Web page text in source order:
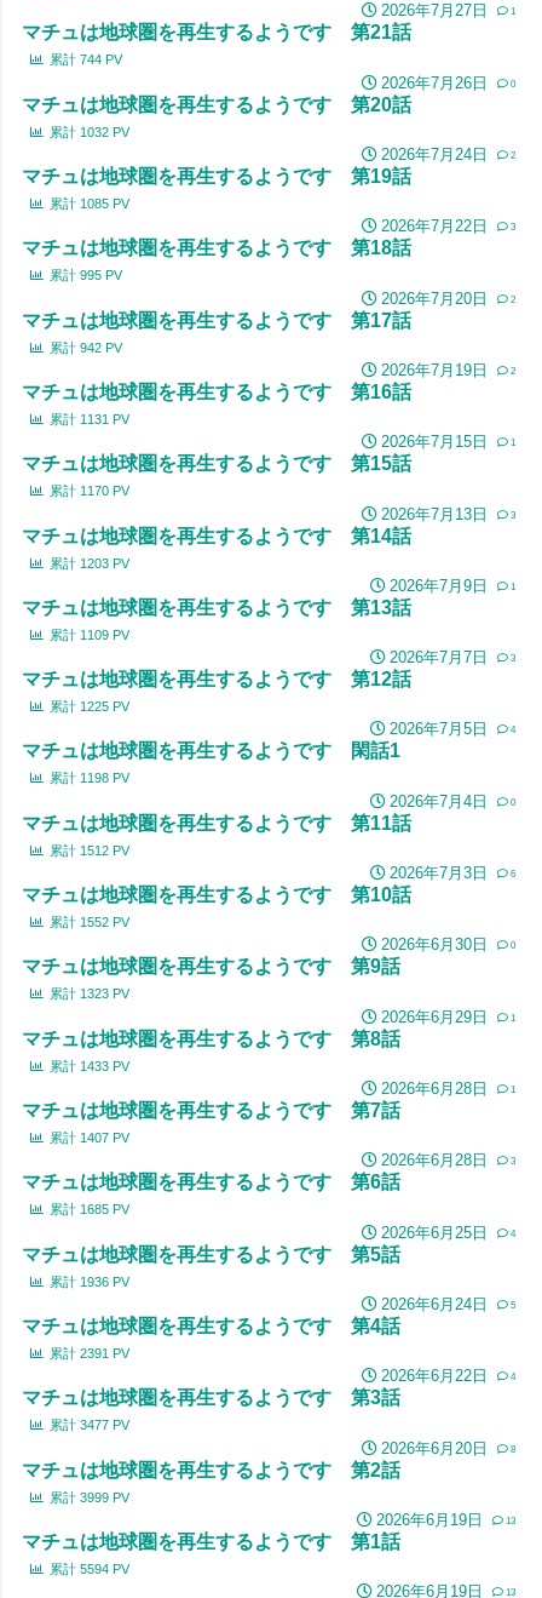
2026年7月27日 1
マチュは地球圏を再生するようです 第21話
累計 744 PV
2026年7月26日 0
マチュは地球圏を再生するようです 第20話
累計 1032 PV
2026年7月24日 2
マチュは地球圏を再生するようです 第19話
累計 1085 PV
2026年7月22日 3
マチュは地球圏を再生するようです 第18話
累計 995 PV
2026年7月20日 2
マチュは地球圏を再生するようです 第17話
累計 942 PV
2026年7月19日 2
マチュは地球圏を再生するようです 第16話
累計 1131 PV
2026年7月15日 1
マチュは地球圏を再生するようです 第15話
累計 1170 PV
2026年7月13日 3
マチュは地球圏を再生するようです 第14話
累計 1203 PV
2026年7月9日 1
マチュは地球圏を再生するようです 第13話
累計 1109 PV
2026年7月7日 3
マチュは地球圏を再生するようです 第12話
累計 1225 PV
2026年7月5日 4
マチュは地球圏を再生するようです 閑話1
累計 1198 PV
2026年7月4日 0
マチュは地球圏を再生するようです 第11話
累計 1512 PV
2026年7月3日 6
マチュは地球圏を再生するようです 第10話
累計 1552 PV
2026年6月30日 0
マチュは地球圏を再生するようです 第9話
累計 1323 PV
2026年6月29日 1
マチュは地球圏を再生するようです 第8話
累計 1433 PV
2026年6月28日 1
マチュは地球圏を再生するようです 第7話
累計 1407 PV
2026年6月28日 3
マチュは地球圏を再生するようです 第6話
累計 1685 PV
2026年6月25日 4
マチュは地球圏を再生するようです 第5話
累計 1936 PV
2026年6月24日 5
マチュは地球圏を再生するようです 第4話
累計 2391 PV
2026年6月22日 4
マチュは地球圏を再生するようです 第3話
累計 3477 PV
2026年6月20日 8
マチュは地球圏を再生するようです 第2話
累計 3999 PV
2026年6月19日 13
マチュは地球圏を再生するようです 第1話
累計 5594 PV
2026年6月19日 13